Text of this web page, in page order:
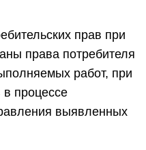
прав при
права потребителя
работ, при
в процессе
выявленных